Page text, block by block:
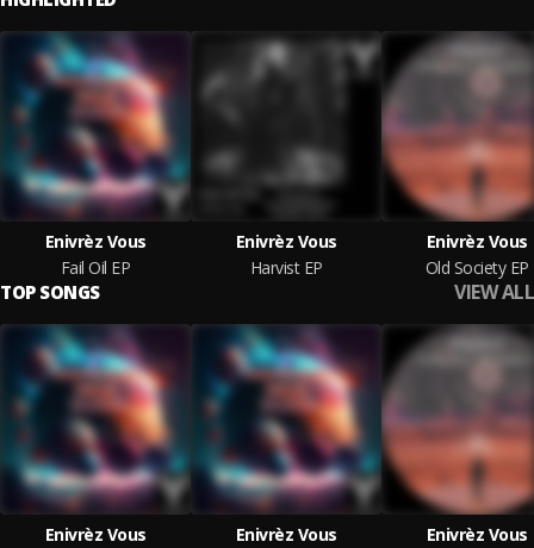
Enivrèz Vous
Fail Oil EP
Enivrèz Vous
Harvist EP
Enivrèz Vous
Old Society EP
TOP SONGS VIEW ALL
Enivrèz Vous
Enivrèz Vous
Enivrèz Vous